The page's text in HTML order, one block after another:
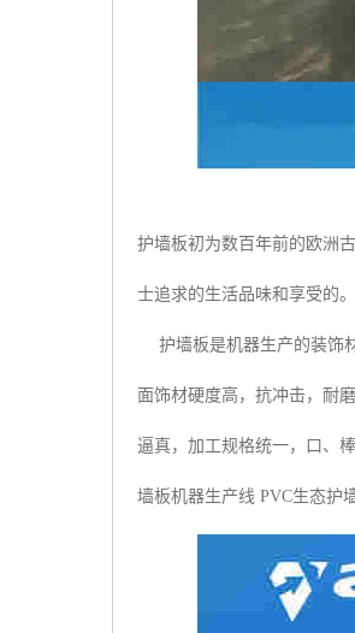
护墙板初为数百年前的欧洲
士追求的生活品味和享受的
护墙板是机器生产的装饰
面饰材硬度高，抗冲击，耐
逼真，加工规格统一，口、
墙板机器生产线 PVC生态护